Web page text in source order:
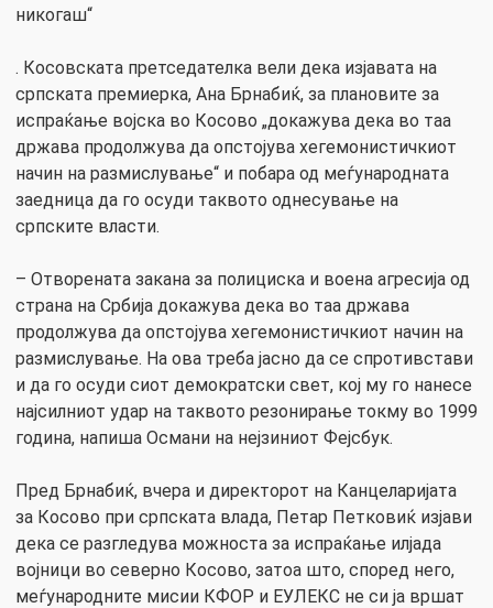
никогаш“
. Косовската претседателка вели дека изјавата на
српската премиерка, Ана Брнабиќ, за плановите за
испраќање војска во Косово „докажува дека во таа
држава продолжува да опстојува хегемонистичкиот
начин на размислување“ и побара од меѓународната
заедница да го осуди таквото однесување на
српските власти.
– Отворената закана за полициска и воена агресија од
страна на Србија докажува дека во таа држава
продолжува да опстојува хегемонистичкиот начин на
размислување. На ова треба јасно да се спротивстави
и да го осуди сиот демократски свет, кој му го нанесе
најсилниот удар на таквото резонирање токму во 1999
година, напиша Османи на нејзиниот Фејсбук.
Пред Брнабиќ, вчера и директорот на Канцеларијата
за Косово при српската влада, Петар Петковиќ изјави
дека се разгледува можноста за испраќање илјада
војници во северно Косово, затоа што, според него,
меѓународните мисии КФОР и ЕУЛЕКС не си ја вршат